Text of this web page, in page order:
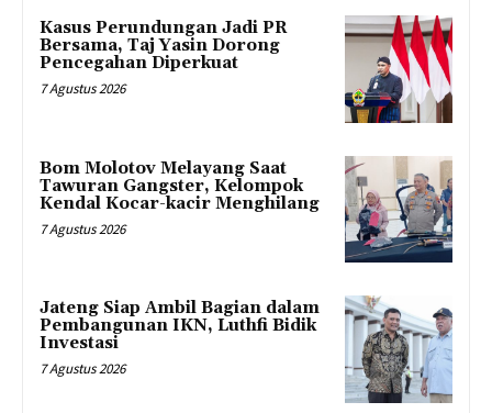
Kasus Perundungan Jadi PR
Bersama, Taj Yasin Dorong
Pencegahan Diperkuat
7 Agustus 2026
Bom Molotov Melayang Saat
Tawuran Gangster, Kelompok
Kendal Kocar-kacir Menghilang
7 Agustus 2026
Jateng Siap Ambil Bagian dalam
Pembangunan IKN, Luthfi Bidik
Investasi
7 Agustus 2026